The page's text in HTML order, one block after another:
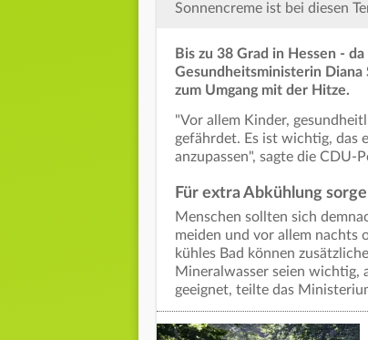
Sonnencreme ist bei diesen
Bis zu 38 Grad in Hessen -
Gesundheitsministerin
zum Umgang mit der Hitze.
"Vor allem Kinder,
gefährdet. Es ist wichtig, das
anzupassen", sagte die CDU-
Für extra Abkühlung
Menschen sollten sich
meiden und vor allem nachts
kühles Bad können
Mineralwasser seien wichtig,
geeignet, teilte das